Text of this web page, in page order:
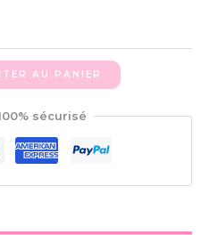
AU PANIER
sécurisé